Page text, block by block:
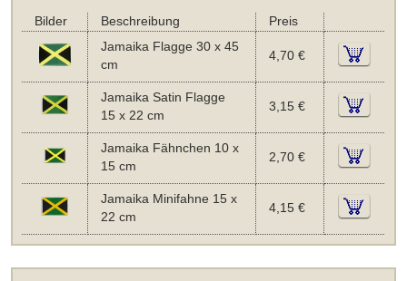
Bilder Beschreibung
Preis
Jamaika Flagge 30 x 45
cm
4,70 €
Jamaika Satin Flagge
15 x 22 cm
3,15 €
Jamaika Fähnchen 10 x
15 cm
2,70 €
Jamaika Minifahne 15 x
22 cm
4,15 €